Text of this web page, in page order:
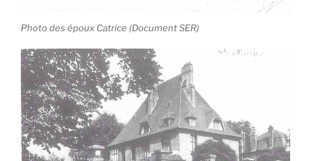
Photo des époux Catrice (Document SER)